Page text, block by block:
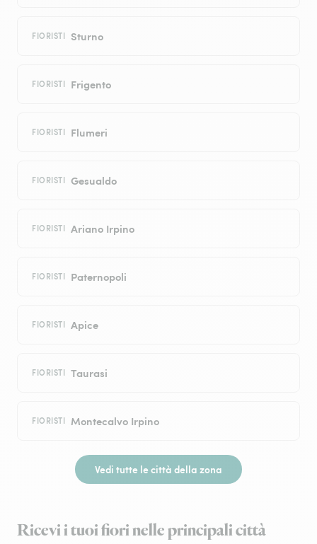
FIORISTI Sturno
FIORISTI Frigento
FIORISTI Flumeri
FIORISTI Gesualdo
FIORISTI Ariano Irpino
FIORISTI Paternopoli
FIORISTI Apice
FIORISTI Taurasi
FIORISTI Montecalvo Irpino
Vedi tutte le città della zona
Ricevi i tuoi fiori nelle principali città